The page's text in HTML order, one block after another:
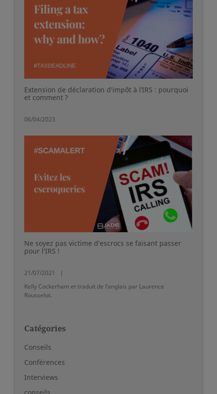
Extension de déclaration d'impôt à l’IRS : pourquoi
et comment ?
06/04/2023
Ne soyez pas victime d'escrocs se faisant passer
pour l'IRS !
21/07/2021
Kelly Cockerham et traduit de l’anglais par Laurence
Rousselot.
Catégories
Conseils
Conférences
Interviews